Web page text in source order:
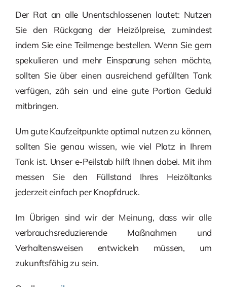
Der Rat an alle Unentschlossenen lautet: Nutzen
Sie den Rückgang der Heizölpreise, zumindest
indem Sie eine Teilmenge bestellen. Wenn Sie gern
spekulieren und mehr Einsparung sehen möchte,
sollten Sie über einen ausreichend gefüllten Tank
verfügen, zäh sein und eine gute Portion Geduld
mitbringen.
Um gute Kaufzeitpunkte optimal nutzen zu können,
sollten Sie genau wissen, wie viel Platz in Ihrem
Tank ist. Unser e-Peilstab hilft Ihnen dabei. Mit ihm
messen Sie den Füllstand Ihres Heizöltanks
jederzeit einfach per Knopfdruck.
Im Übrigen sind wir der Meinung, dass wir alle
verbrauchsreduzierende Maßnahmen und
Verhaltensweisen entwickeln müssen, um
zukunftsfähig zu sein.